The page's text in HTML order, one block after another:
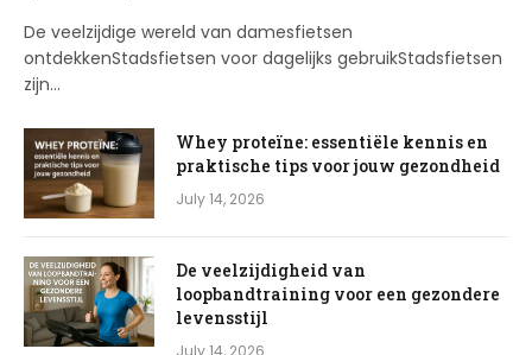
De veelzijdige wereld van damesfietsen
ontdekkenStadsfietsen voor dagelijks gebruikStadsfietsen
zijn…
Whey proteïne: essentiële kennis en
praktische tips voor jouw gezondheid
July 14, 2026
De veelzijdigheid van
loopbandtraining voor een gezondere
levensstijl
July 14, 2026